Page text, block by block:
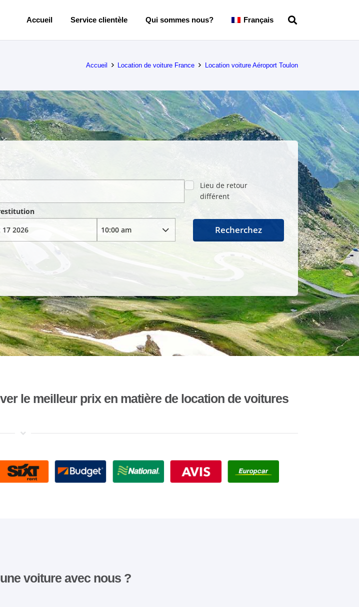
Accueil Service clientèle Qui sommes nous? Français
Accueil Location de voiture France Location voiture Aéroport Toulon
Lieu de retour
différent
Recherchez
le meilleur prix en matière de location de voitures
voiture avec nous ?